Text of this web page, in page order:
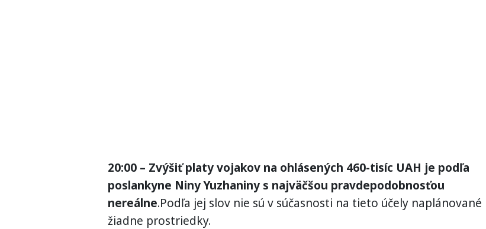
20:00 – Zvýšiť platy vojakov na ohlásených 460-tisíc UAH je podľa
poslankyne Niny Yuzhaniny s najväčšou pravdepodobnosťou
nereálne.Podľa jej slov nie sú v súčasnosti na tieto účely naplánované
žiadne prostriedky.